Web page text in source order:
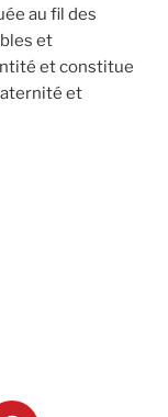
au fil des
et
et constitue
et